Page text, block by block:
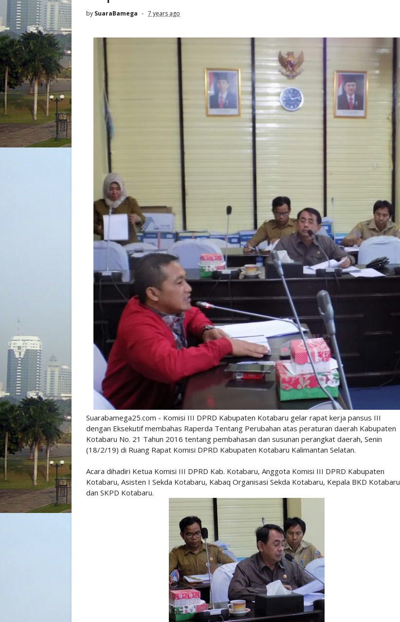
by SuaraBamega 7 years ago
Suarabamega25.com - Komisi III DPRD Kabupaten Kotabaru gelar rapat kerja pansus III
dengan Eksekutif membahas Raperda Tentang Perubahan atas peraturan daerah Kabupaten
Kotabaru No. 21 Tahun 2016 tentang pembahasan dan susunan perangkat daerah, Senin
(18/2/19) di Ruang Rapat Komisi DPRD Kabupaten Kotabaru Kalimantan Selatan.
Acara dihadiri Ketua Komisi III DPRD Kab. Kotabaru, Anggota Komisi III DPRD Kabupaten
Kotabaru, Asisten I Sekda Kotabaru, Kabaq Organisasi Sekda Kotabaru, Kepala BKD Kotabaru
dan SKPD Kotabaru.